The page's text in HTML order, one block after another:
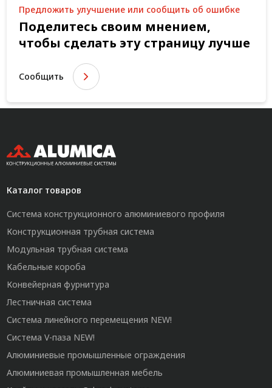
Предложить улучшение или сообщить об ошибке
Поделитесь своим мнением,
чтобы сделать эту страницу лучше
Сообщить
Каталог товаров
Система конструкционного алюминиевого профиля
Конструкционная трубная система
Модульная трубная система
Кабельные короба
Конвейерная фурнитура
Лестничная система
Система линейного перемещения NEW!
Система V-паза NEW!
Алюминиевые промышленные ограждения
Алюминиевая промышленная мебель